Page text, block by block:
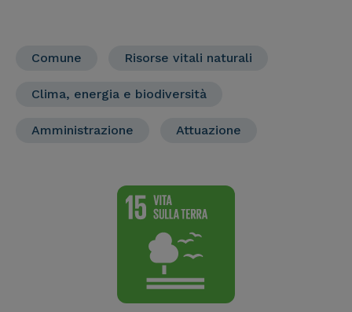
Comune Risorse vitali naturali
Clima, energia e biodiversità
Amministrazione Attuazione